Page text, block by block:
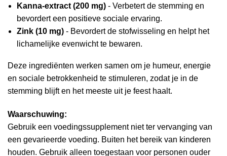
Kanna-extract (200 mg) - Verbetert de stemming en
bevordert een positieve sociale ervaring.
Zink (10 mg) - Bevordert de stofwisseling en helpt het
lichamelijke evenwicht te bewaren.
Deze ingrediënten werken samen om je humeur, energie
en sociale betrokkenheid te stimuleren, zodat je in de
stemming blijft en het meeste uit je feest haalt.
Waarschuwing:
Gebruik een voedingssupplement niet ter vervanging van
een gevarieerde voeding. Buiten het bereik van kinderen
houden. Gebruik alleen toegestaan voor personen ouder